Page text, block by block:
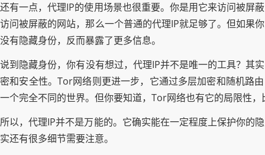
还有一点，代理IP的使用场景也很重要。你是用它来访问被屏
访问被屏蔽的网站，那么一个普通的代理IP就足够了。但如果
没有隐藏身份，反而暴露了更多信息。
说到隐藏身份，你有没有想过，代理IP并不是唯一的工具？
密和安全性。Tor网络则更进一步，它通过多层加密和随机路
一个完全不同的世界。但你要知道，Tor网络也有它的局限性
所以，代理IP并不是万能的。它确实能在一定程度上保护你的
实还有很多细节需要注意。